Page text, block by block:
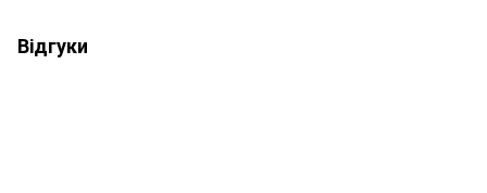
Відгуки